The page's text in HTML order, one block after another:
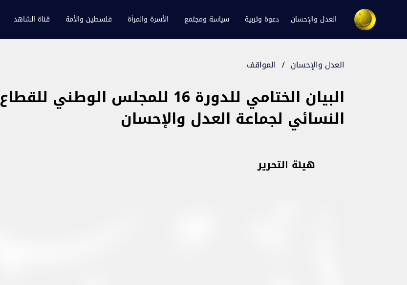
العدل والإحسان دعوة وتربية سياسة ومجتمع الأسرة والمرأة فلسطين والأمة قناة الشاهد
العدل والإحسان / المواقف
البيان الختامي للدورة 16 للمجلس الوطني للقطاع
النسائي لجماعة العدل والإحسان
هيئة التحرير